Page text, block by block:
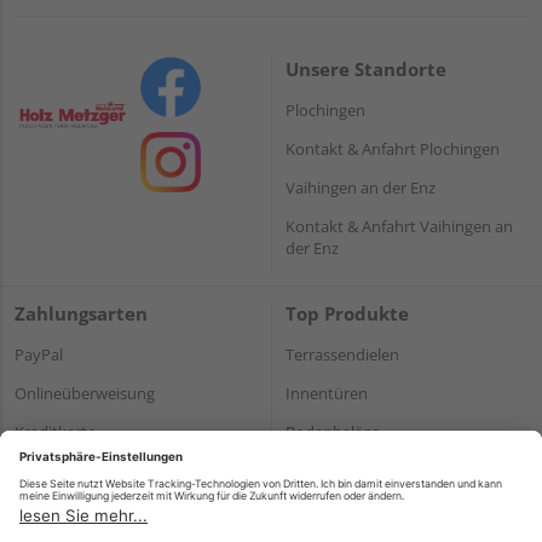
Unsere Standorte
Plochingen
Kontakt & Anfahrt Plochingen
Vaihingen an der Enz
Kontakt & Anfahrt Vaihingen an
der Enz
Zahlungsarten
PayPal
Onlineüberweisung
Kreditkarte
Rechnung*
*Bonität vorausgesetzt
Top Produkte
Terrassendielen
Innentüren
Bodenbeläge